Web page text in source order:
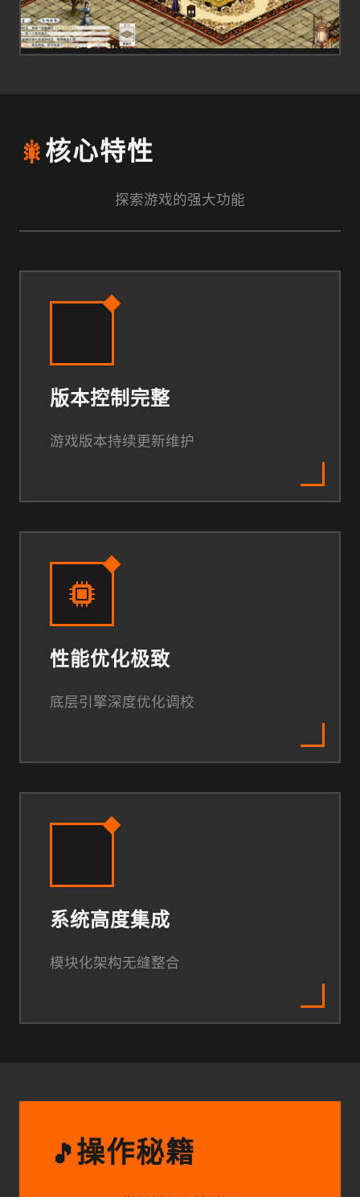
🎇核心特性
探索游戏的强大功能
版本控制完整
游戏版本持续更新维护
性能优化极致
底层引擎深度优化调校
系统高度集成
模块化架构无缝整合
🎵操作秘籍